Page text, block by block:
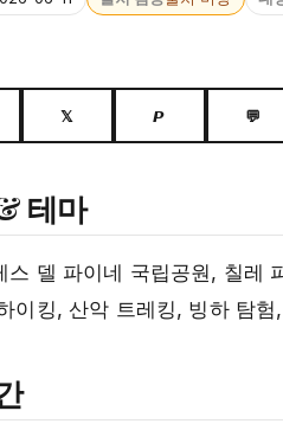
𝕏 𝙋 💬
테마
스 델 파이네 국립공원, 칠레
이킹, 산악 트레킹, 빙하 탐